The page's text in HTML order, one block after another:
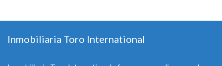
Inmobiliaria Toro International